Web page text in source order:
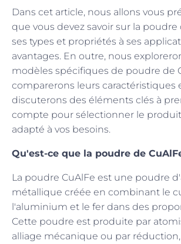
Dans cet article, nous allons vous
que vous devez savoir sur la poudre
ses types et propriétés à ses
avantages. En outre, nous
modèles spécifiques de poudre de
comparerons leurs caractéristiques
discuterons des éléments clés à
compte pour sélectionner le
adapté à vos besoins.
Qu'est-ce que la poudre de
La poudre CuAlFe est une poudre
métallique créée en combinant le
l'aluminium et le fer dans des
Cette poudre est produite par
alliage mécanique ou par